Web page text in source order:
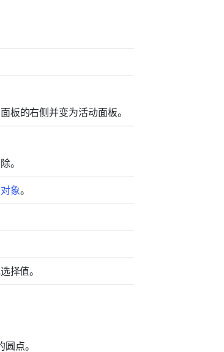
板的右侧并变为活动面板。
。
象。
择值。
点。